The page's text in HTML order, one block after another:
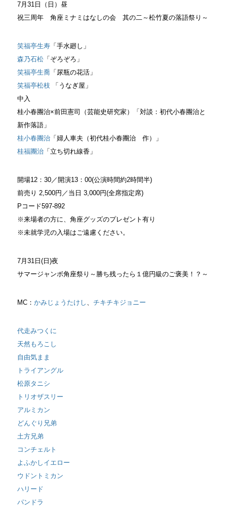
7月31日（日）昼
祝三周年 角座ミナミはなしの会 其の二～松竹夏の落語祭り～
笑福亭生寿「手水廻し」
森乃石松「ぞろぞろ」
笑福亭生喬 「尿瓶の花活」
笑福亭松枝「うなぎ屋」
中入
桂小春團治×前田憲司（芸能史研究家）「対談：初代小春團治と
新作落語」
桂小春團治「婦人車夫（初代桂小春團治 作）」
桂福團治「立ち切れ線香」
開場12：30／開演13：00(公演時間約2時間半)
前売り 2,500円／当日 3,000円(全席指定席)
Pコード597‐892
※来場者の方に、角座グッズのプレゼント有り
※未就学児の入場はご遠慮ください。
7月31日(日)夜
サマージャンボ角座祭り～勝ち残ったら１億円級のご褒美！？～
MC： かみじょうたけし 、 チキチキジョニー
代走みつくに
天然もろこし
自由気まま
トライアングル
松原タニシ
トリオザスリー
アルミカン
どんぐり兄弟
土方兄弟
コンチェルト
よふかしイエロー
ウドントミカン
ハリード
パンドラ